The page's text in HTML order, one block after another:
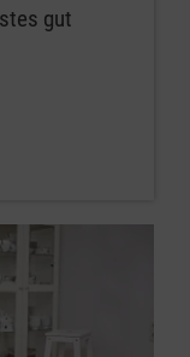
gut